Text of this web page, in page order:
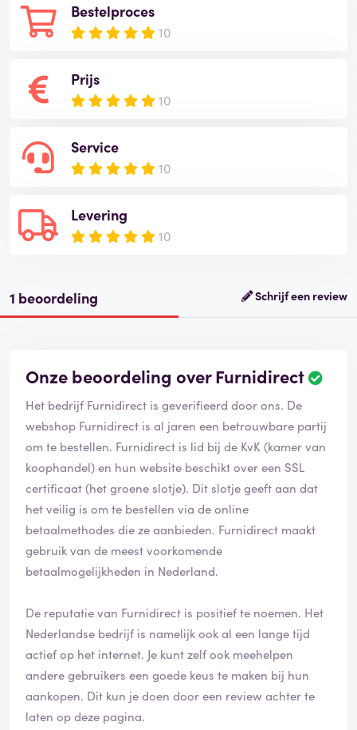
Bestelproces
10
Prijs
10
Service
10
Levering
10
1 beoordeling Schrijf een review
Onze beoordeling over Furnidirect
Het bedrijf Furnidirect is geverifieerd door ons. De
webshop Furnidirect is al jaren een betrouwbare partij
om te bestellen. Furnidirect is lid bij de KvK (kamer van
koophandel) en hun website beschikt over een SSL
certificaat (het groene slotje). Dit slotje geeft aan dat
het veilig is om te bestellen via de online
betaalmethodes die ze aanbieden. Furnidirect maakt
gebruik van de meest voorkomende
betaalmogelijkheden in Nederland.
De reputatie van Furnidirect is positief te noemen. Het
Nederlandse bedrijf is namelijk ook al een lange tijd
actief op het internet. Je kunt zelf ook meehelpen
andere gebruikers een goede keus te maken bij hun
aankopen. Dit kun je doen door een review achter te
laten op deze pagina.